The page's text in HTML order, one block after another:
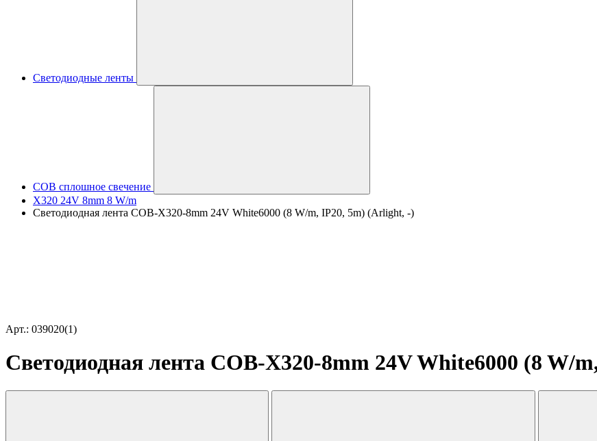
Светодиодные ленты
COB сплошное свечение
X320 24V 8mm 8 W/m
Светодиодная лента COB-X320-8mm 24V White6000 (8 W/m, IP20, 5m) (Arlight, -)
Арт.: 039020(1)
Светодиодная лента COB-X320-8mm 24V White6000 (8 W/